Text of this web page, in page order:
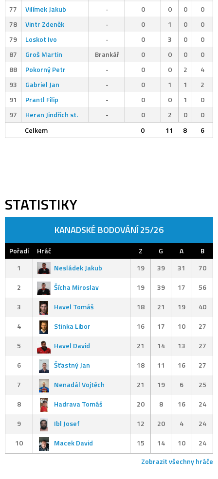
77 Vilímek Jakub - 0 0 0
0
78
Vintr Zdeněk - 0 1 0
0
79
Loskot Ivo - 0 3 0
0
87
Groš Martin Brankář 0 0 0
0
88
Pokorný Petr - 0 0 2
4
93
Gabriel Jan - 0 1 1
2
91
Prantl Filip - 0 0 1
0
97
Heran Jindřich st. - 0 2 0
0
Celkem
0 11 8 6
STATISTIKY
KANADSKÉ BODOVÁNÍ 25/26
Pořadí Hráč Z G A
B
1
Nesládek Jakub 19 39 31
70
2
Šícha Miroslav 19 39 17
56
3
Havel Tomáš 18 21 19
40
4
Stinka Libor 16 17 10
27
5
Havel David 21 14 13
27
6
Šťastný Jan 18 11 16
27
7
Nenadál Vojtěch 21 19 6
25
8
Hadrava Tomáš 20 8 16
24
9
Ibl Josef 12 20 4
24
10
Macek David 15 14 10
24
Zobrazit všechny hráče